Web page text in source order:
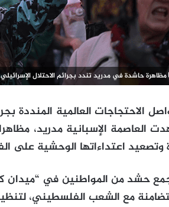
مظاهرة حاشدة في مدريد تندد بجرائم الاحتلال
الاحتجاجات العالمية المنددة
العاصمة الإسبانية مدريد،
وتصعيد اعتداءاتها الوحشية على
حشد من المواطنين في “ميدان
مع الشعب الفلسطيني،